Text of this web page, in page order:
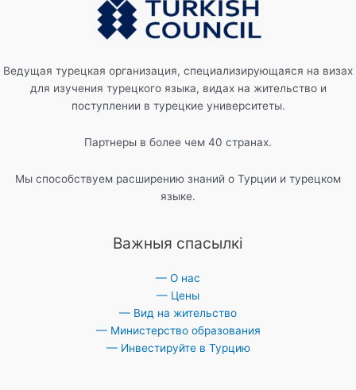
Ведущая турецкая организация, специализирующаяся на визах
для изучения турецкого языка, видах на жительство и
поступлении в турецкие университеты.
Партнеры в более чем 40 странах.
Мы способствуем расширению знаний о Турции и турецком
языке.
Важныя спасылкі
— О нас
— Цены
— Вид на жительство
— Министерство образования
— Инвестируйте в Турцию